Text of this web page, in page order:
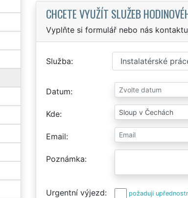
CHCETE VYUŽÍT SLUŽEB
Vyplňte si formulář nebo nás
Služba
Datum
Kde
Email
Poznámka
Urgentní výjezd
požaduji